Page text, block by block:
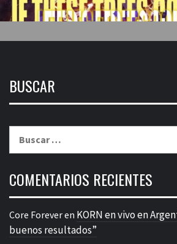
BUSCAR
COMENTARIOS RECIENTES
Core Foreveren KORN en vivo en
buenos resultados”